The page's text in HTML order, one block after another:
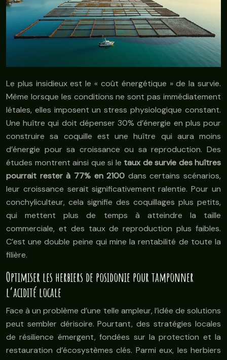
Le plus insidieux est le « coût énergétique » de la survie.
Même lorsque les conditions ne sont pas immédiatement
létales, elles imposent un stress physiologique constant.
Une huître qui doit dépenser 30% d’énergie en plus pour
construire sa coquille est une huître qui aura moins
d’énergie pour sa croissance ou sa reproduction. Des
études montrent ainsi que si le taux de survie des huîtres
pourrait rester à 77% en 2100 dans certains scénarios,
leur croissance serait significativement ralentie. Pour un
conchyliculteur, cela signifie des coquillages plus petits,
qui mettent plus de temps à atteindre la taille
commerciale, et des taux de reproduction plus faibles.
C’est une double peine qui mine la rentabilité de toute la
filière.
Optimiser les herbiers de posidonie pour tamponner
l’acidité locale
Face à un problème d’une telle ampleur, l’idée de solutions
peut sembler dérisoire. Pourtant, des stratégies locales
de résilience émergent, fondées sur la protection et la
restauration d’écosystèmes clés. Parmi eux, les herbiers